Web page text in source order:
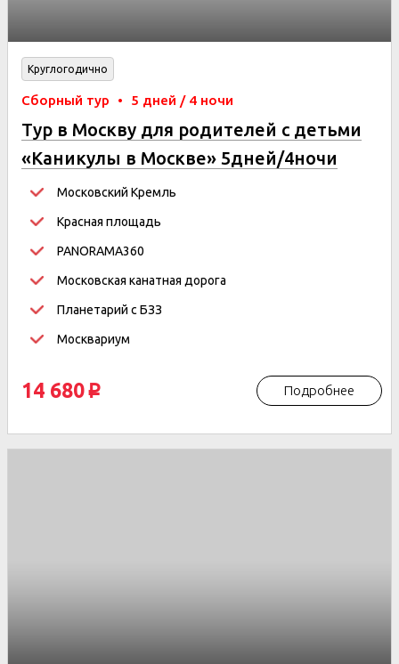
Круглогодично
Сборный тур • 5 дней / 4 ночи
Тур в Москву для родителей с детьми
«Каникулы в Москве» 5дней/4ночи
Московский Кремль
Красная площадь
PANORAMA360
Московская канатная дорога
Планетарий с БЗЗ
Москвариум
14 680 p Подробнее